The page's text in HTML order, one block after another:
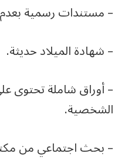
– مستندات رسمية
– شهادة الميلاد حديثة.
– أوراق شاملة تحتوى
الشخصية.
– بحث اجتماعي من